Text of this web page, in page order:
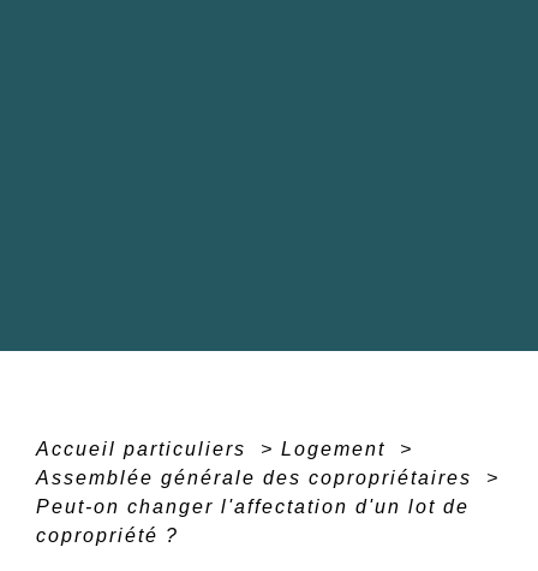
Accueil particuliers > Logement
>
Assemblée générale des copropriétaires
>
Peut-on changer l'affectation d'un lot de
copropriété ?